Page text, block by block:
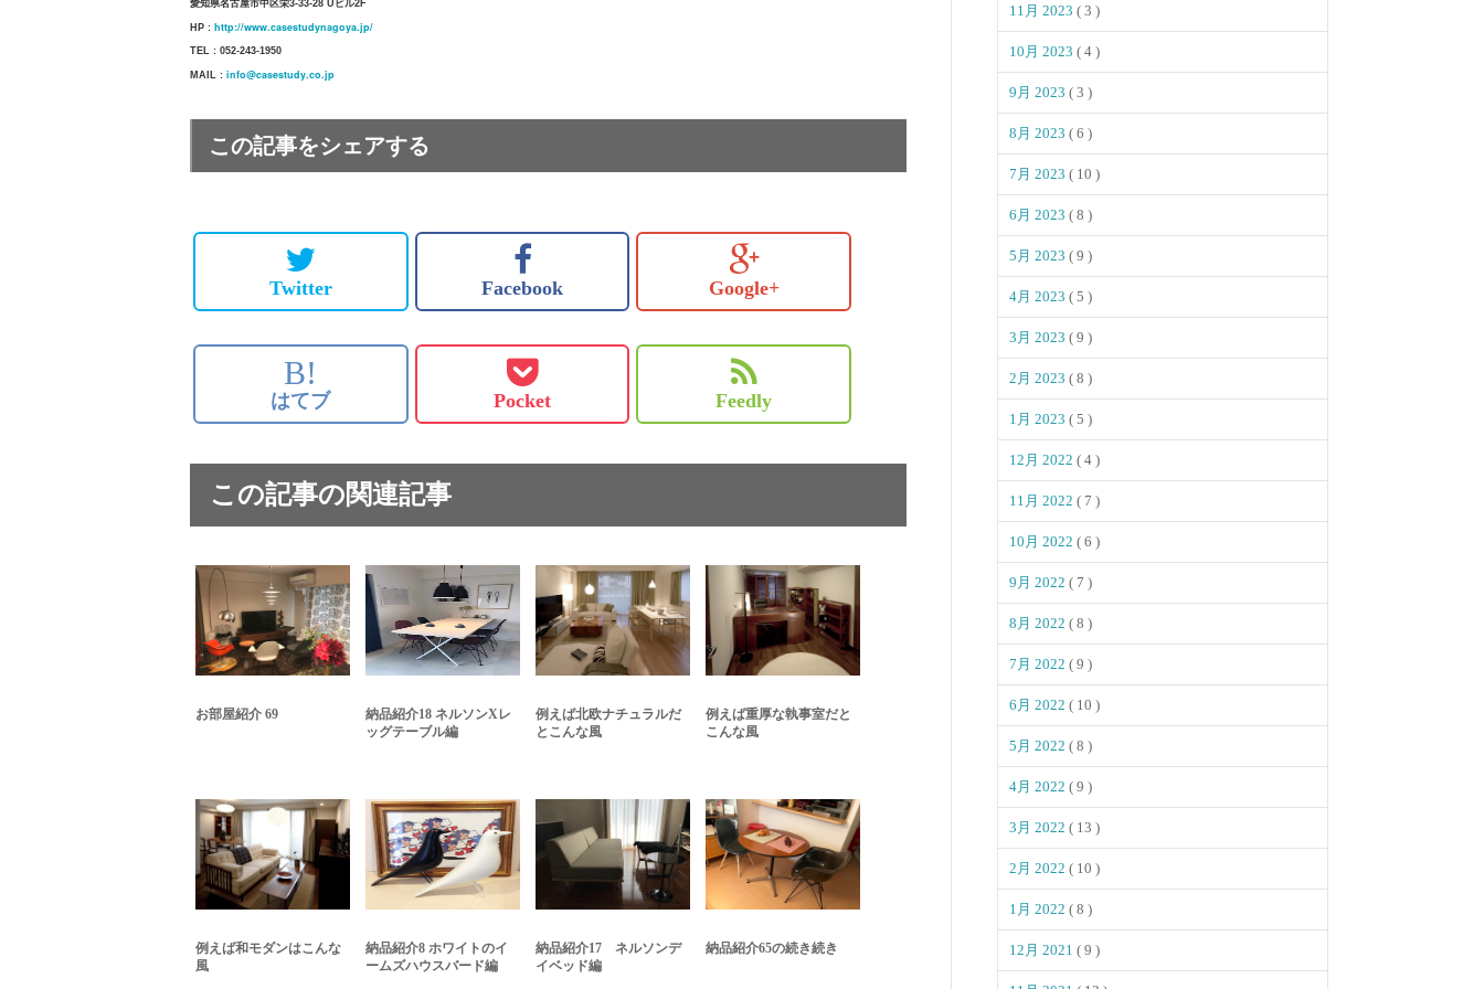
愛知県名古屋市中区栄3-33-28 Uビル2F
HP : http://www.casestudynagoya.jp/
TEL : 052-243-1950
MAIL : info@casestudy.co.jp
この記事をシェアする
Twitter Facebook Google+
B!
はてブ Pocket Feedly
この記事の関連記事
お部屋紹介 69
納品紹介18 ネルソンXレ
ッグテーブル編
例えば北欧ナチュラルだ
とこんな風
例えば重厚な執事室だと
こんな風
例えば和モダンはこんな
風
納品紹介8 ホワイトのイ
ームズハウスバード編
納品紹介17 ネルソンデ
イベッド編
納品紹介65の続き続き
11月 2023 ( 3 )
10月 2023 ( 4 )
9月 2023 ( 3 )
8月 2023 ( 6 )
7月 2023 ( 10 )
6月 2023 ( 8 )
5月 2023 ( 9 )
4月 2023 ( 5 )
3月 2023 ( 9 )
2月 2023 ( 8 )
1月 2023 ( 5 )
12月 2022 ( 4 )
11月 2022 ( 7 )
10月 2022 ( 6 )
9月 2022 ( 7 )
8月 2022 ( 8 )
7月 2022 ( 9 )
6月 2022 ( 10 )
5月 2022 ( 8 )
4月 2022 ( 9 )
3月 2022 ( 13 )
2月 2022 ( 10 )
1月 2022 ( 8 )
12月 2021 ( 9 )